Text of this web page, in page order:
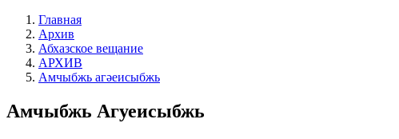
Главная
Архив
Абхазское вещание
АРХИВ
Амчыбжь агәеисыбжь
Амчыбжь Агуеисыбжь